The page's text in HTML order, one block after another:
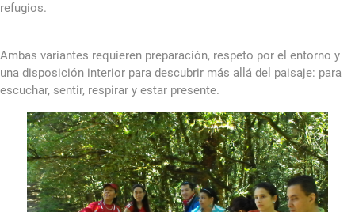
refugios.
Ambas variantes requieren preparación, respeto por el entorno y
una disposición interior para descubrir más allá del paisaje: para
escuchar, sentir, respirar y estar presente.